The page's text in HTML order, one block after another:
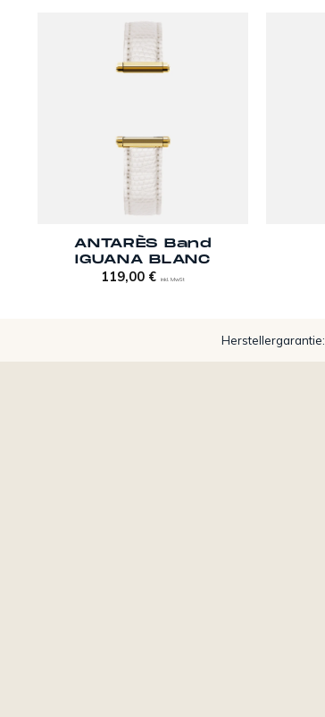
ANTARÈS Band
IGUANA BLANC
119,00 € inkl. MwSt
Herstellergarantie: